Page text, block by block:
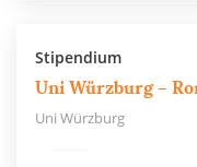
Stipendium
Uni Würzburg –
Uni Würzburg